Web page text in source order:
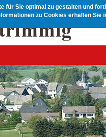
für Sie optimal zu gestalten und
zu Cookies erhalten Sie